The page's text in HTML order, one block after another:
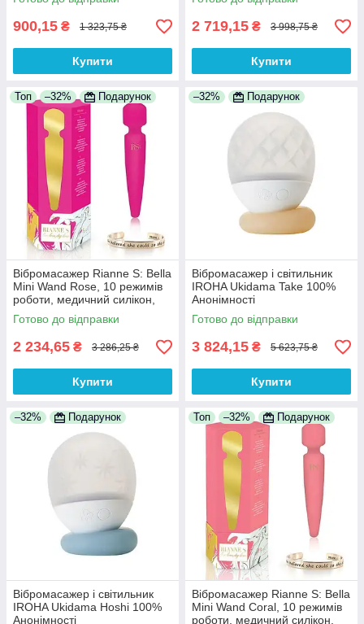
900,15 ₴ 1 323,75 ₴
Купити
2 719,15 ₴ 3 998,75 ₴
Купити
Топ –32% Подарунок
Вібромасажер Rianne S: Bella
Mini Wand Rose, 10 режимів
роботи, медичний силікон,
подарункова упаковка 100%
Анонімності
Готово до відправки
2 234,65 ₴ 3 286,25 ₴
Купити
–32% Подарунок
Вібромасажер і світильник
IROHA Ukidama Take 100%
Анонімності
Готово до відправки
3 824,15 ₴ 5 623,75 ₴
Купити
–32% Подарунок
Вібромасажер і світильник
IROHA Ukidama Hoshi 100%
Анонімності
Топ –32% Подарунок
Вібромасажер Rianne S: Bella
Mini Wand Coral, 10 режимів
роботи, медичний силікон,